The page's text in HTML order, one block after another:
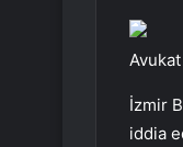
İzmir
iddia